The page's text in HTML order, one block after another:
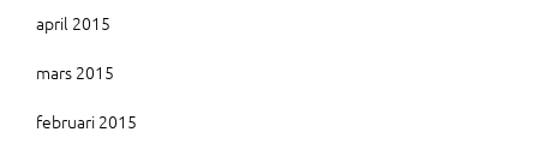
april 2015
mars 2015
februari 2015